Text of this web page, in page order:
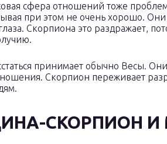
сфера отношений тоже
при этом не очень хорошо. Они
Скорпиона это раздражает,
принимает обычно Весы.
Скорпион переживает
СКОРПИОН